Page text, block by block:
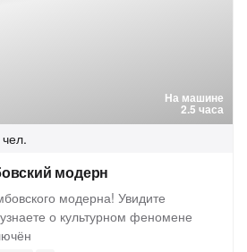
На машине
2.5 часа
модерн
модерна! Увидите
о культурном феномене